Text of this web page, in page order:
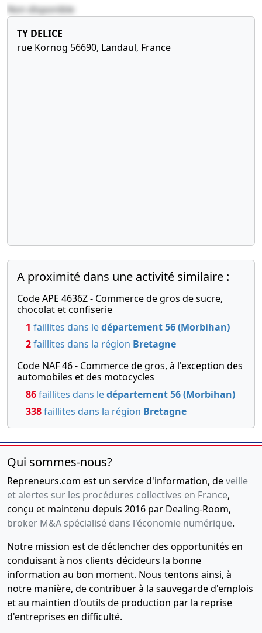
2019
Bilan
comptable
16-
Clôture au
07-
06-
Acte sous
seing
Attestation
des fonds
des
souscripteurs
,
2010
privé,
de dépôt
des fonds
et liste
des
Constitution
,
Non disponible
TY DELICE
rue Kornog 56690, Landaul, France
A proximité dans une activité similaire :
Code APE 4636Z - Commerce de gros de sucre,
chocolat et confiserie
1 faillites dans ledépartement 56 (Morbihan)
2faillites dans la région Bretagne
Code NAF 46 - Commerce de gros, à l'exception des
automobiles et des motocycles
86faillites dans ledépartement 56 (Morbihan)
338faillites dans la région Bretagne
Qui sommes-nous?
Repreneurs.com est un service d'information, deveille
et alertes sur les procédures collectives en France,
conçu et maintenu depuis 2016 par Dealing-Room,
broker M&A spécialisé dans l'économie numérique.
Notre mission est de déclencher des opportunités en
conduisant à nos clients décideurs la bonne
information au bon moment. Nous tentons ainsi, à
notre manière, de contribuer à la sauvegarde d'emplois
et au maintien d'outils de production par la reprise
d'entreprises en difficulté.